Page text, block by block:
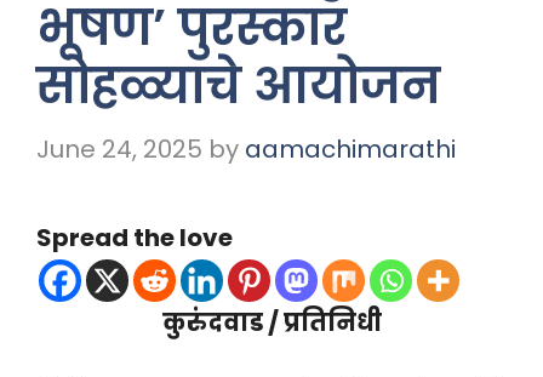
भूषण’ पुरस्कार
सोहळ्याचे आयोजन
June 24, 2025 by aamachimarathi
Spread the love
कुरुंदवाड / प्रतिनिधी